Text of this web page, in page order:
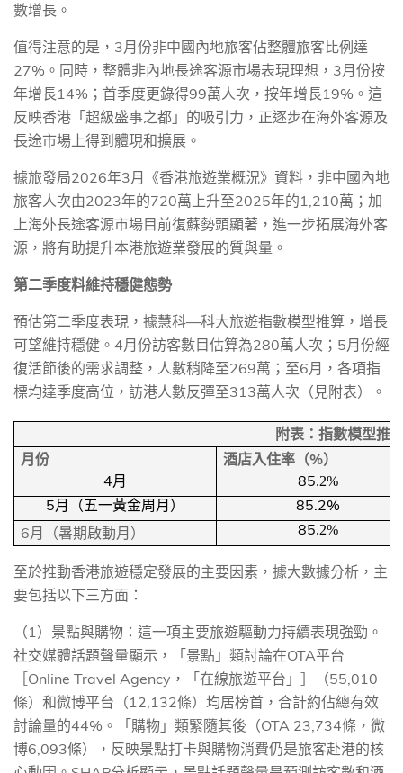
數增長。
值得注意的是， 3月份非中國內地旅客佔整體旅客比例達
27% 。同時，整體非內地長途客源市場表現理想， 3月份按
年增長14% ；首季度更錄得99萬人次，按年增長19% 。這
反映香港「超級盛事之都」的吸引力，正逐步在海外客源及
長途市場上得到體現和擴展。
據旅發局2026年3月《香港旅遊業概況》資料，非中國內地
旅客人次由2023年的720萬上升至2025年的1,210萬；加
上海外長途客源市場目前復蘇勢頭顯著，進一步拓展海外客
源，將有助提升本港旅遊業發展的質與量。
第二季度料維持穩健態勢
預估第二季度表現，據慧科—科大旅遊指數模型推算，增長
可望維持穩健。 4月份訪客數目估算為280萬人次； 5月份經
復活節後的需求調整，人數稍降至269萬；至6月，各項指
標均達季度高位，訪港人數反彈至313萬人次（見附表）。
附表：指數模型推
月份
酒店入住率（%）
4月 85.2%
5月（五一黃金周月）
85.2%
6月（暑期啟動月） 85.2%
至於推動香港旅遊穩定發展的主要因素，據大數據分析，主
要包括以下三方面：
（1）景點與購物：這一項主要旅遊驅動力持續表現強勁。
社交媒體話題聲量顯示，「景點」類討論在OTA平台
Online Travel Agency ，「在線旅遊平台」］（55,010
條）和微博平台（12,132條）均居榜首，合計約佔總有效
討論量的44% 。「購物」類緊隨其後（OTA 23,734條，微
博6,093條），反映景點打卡與購物消費仍是旅客赴港的核